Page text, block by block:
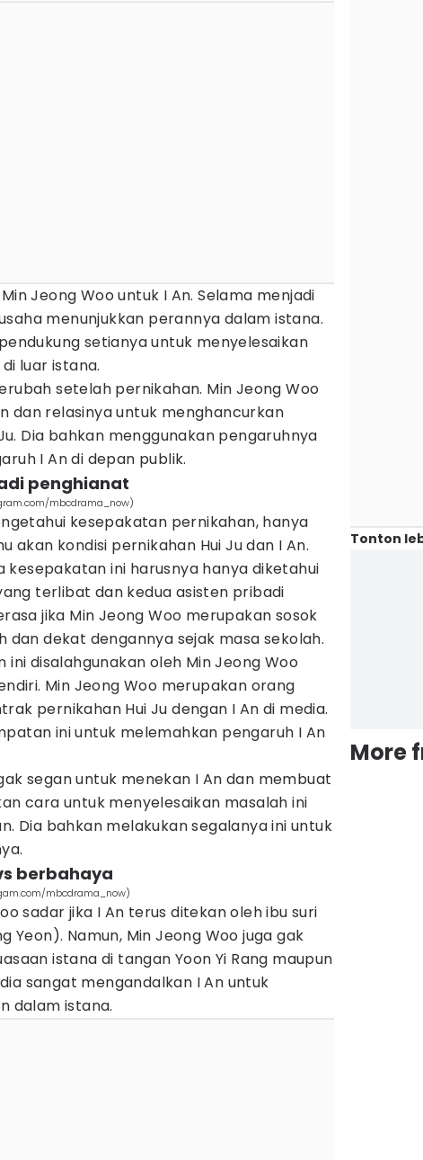
Jeong Woo untuk I An. Selama menjadi
menunjukkan perannya dalam istana.
setianya untuk menyelesaikan
luar istana.
setelah pernikahan. Min Jeong Woo
dan relasinya untuk menghancurkan
Dia bahkan menggunakan pengaruhnya
I An di depan publik.
penghianat
mbcdrama_now)
kesepakatan pernikahan, hanya
akan kondisi pernikahan Hui Ju dan I An.
kesepakatan ini harusnya hanya diketahui
terlibat dan kedua asisten pribadi
jika Min Jeong Woo merupakan sosok
dan dekat dengannya sejak masa sekolah.
ini disalahgunakan oleh Min Jeong Woo
Min Jeong Woo merupakan orang
pernikahan Hui Ju dengan I An di media.
ini untuk melemahkan pengaruh I An
segan untuk menekan I An dan membuat
cara untuk menyelesaikan masalah ini
Dia bahkan melakukan segalanya ini untuk
berbahaya
mbcdrama_now)
sadar jika I An terus ditekan oleh ibu suri
Yeon). Namun, Min Jeong Woo juga gak
istana di tangan Yoon Yi Rang maupun
sangat mengandalkan I An untuk
dalam istana.
Tonton
More